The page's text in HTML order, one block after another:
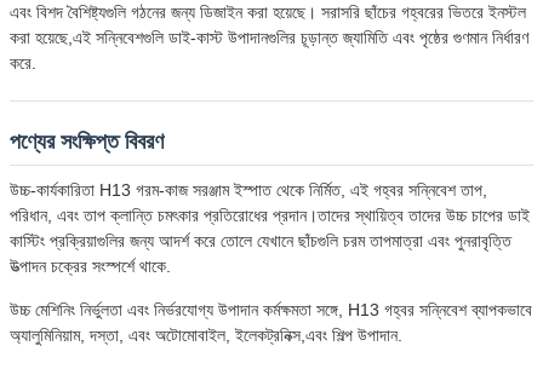
এবং বিশদ বৈশিষ্ট্যগুলি গঠনের জন্য ডিজাইন করা হয়েছে। সরাসরি ছাঁচের গহ্বরের ভিতরে ইনস্টল
করা হয়েছে,এই সন্নিবেশগুলি ডাই-কাস্ট উপাদানগুলির চূড়ান্ত জ্যামিতি এবং পৃষ্ঠের গুণমান নির্ধারণ
করে.
পণ্যের সংক্ষিপ্ত বিবরণ
উচ্চ-কার্যকারিতা H13 গরম-কাজ সরঞ্জাম ইস্পাত থেকে নির্মিত, এই গহ্বর সন্নিবেশ তাপ,
পরিধান, এবং তাপ ক্লান্তি চমৎকার প্রতিরোধের প্রদান।তাদের স্থায়িত্ব তাদের উচ্চ চাপের ডাই
কাস্টিং প্রক্রিয়াগুলির জন্য আদর্শ করে তোলে যেখানে ছাঁচগুলি চরম তাপমাত্রা এবং পুনরাবৃত্তি
উত্পাদন চক্রের সংস্পর্শে থাকে.
উচ্চ মেশিনিং নির্ভুলতা এবং নির্ভরযোগ্য উপাদান কর্মক্ষমতা সঙ্গে, H13 গহ্বর সন্নিবেশ ব্যাপকভাবে
অ্যালুমিনিয়াম, দস্তা, এবং অটোমোবাইল, ইলেকট্রনিক্স,এবং শিল্প উপাদান.